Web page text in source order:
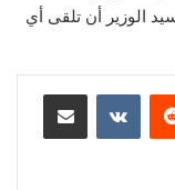
يسبق للسيد الوزير أن تلقى أي
مشاركة عبر البريد